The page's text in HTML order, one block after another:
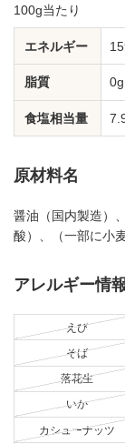
100g当たり
エネルギー
脂質 0g
食塩相当量
原材料名
醤油（国内製造）
酸）、（一部に小
アレルギー情
えび
そば
落花生
いか
カシューナッツ